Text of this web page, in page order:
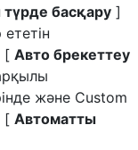
басқару ]
[ Авто брекеттеу
және Custom
[ Автоматты